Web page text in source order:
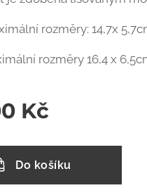
rozměry: 14,7x
rozměry 16,4 x
Kč
Do košíku